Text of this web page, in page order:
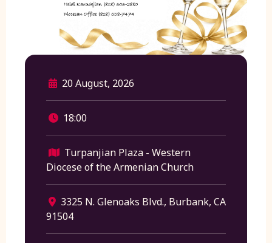
20 August, 2026
18:00
Turpanjian Plaza - Western
Diocese of the Armenian Church
3325 N. Glenoaks Blvd., Burbank, CA
91504